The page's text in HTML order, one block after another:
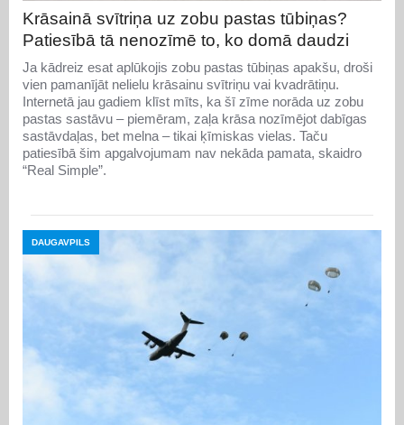
Krāsainā svītriņa uz zobu pastas tūbiņas?
Patiesībā tā nenozīmē to, ko domā daudzi
Ja kādreiz esat aplūkojis zobu pastas tūbiņas apakšu, droši
vien pamanījāt nelielu krāsainu svītriņu vai kvadrātiņu.
Internetā jau gadiem klīst mīts, ka šī zīme norāda uz zobu
pastas sastāvu – piemēram, zaļa krāsa nozīmējot dabīgas
sastāvdaļas, bet melna – tikai ķīmiskas vielas. Taču
patiesībā šim apgalvojumam nav nekāda pamata, skaidro
“Real Simple”.
DAUGAVPILS